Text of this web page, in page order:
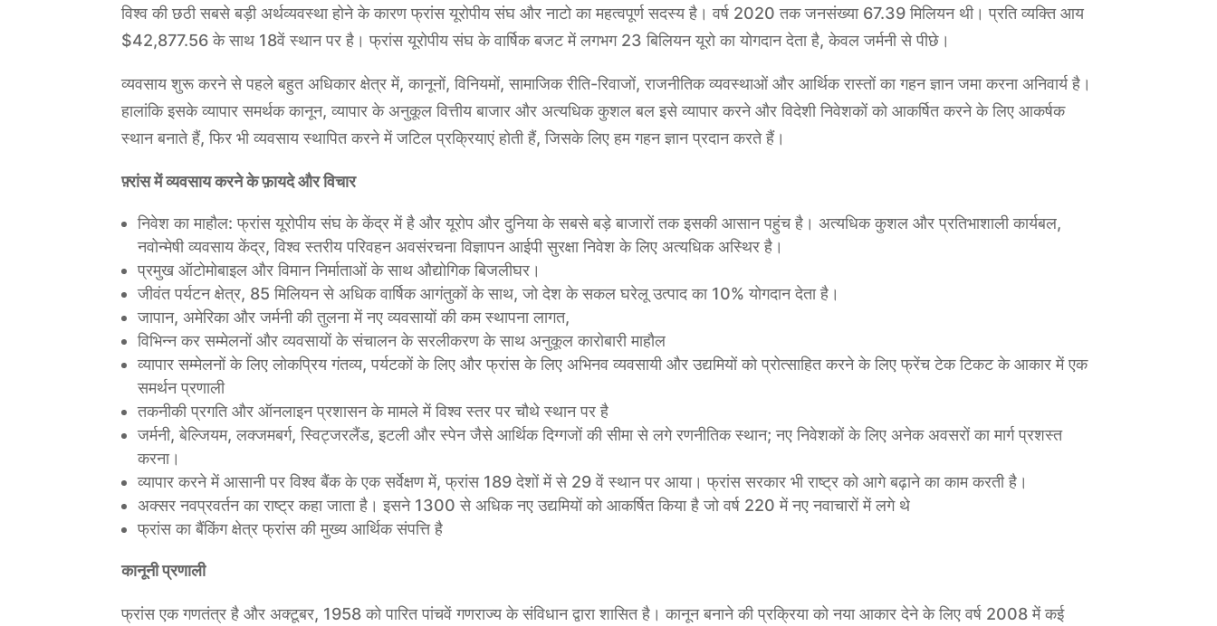
विश्व की छठी सबसे बड़ी अर्थव्यवस्था होने के कारण फ्रांस यूरोपीय संघ और नाटो का महत्वपूर्ण सदस्य है। वर्ष 2020 तक जनसंख्या 67.39 मिलियन थी। प्रति व्यक्ति आय
$42,877.56 के साथ 18वें स्थान पर है। फ्रांस यूरोपीय संघ के वार्षिक बजट में लगभग 23 बिलियन यूरो का योगदान देता है, केवल जर्मनी से पीछे।
व्यवसाय शुरू करने से पहले बहुत अधिकार क्षेत्र में, कानूनों, विनियमों, सामाजिक रीति-रिवाजों, राजनीतिक व्यवस्थाओं और आर्थिक रास्तों का गहन ज्ञान जमा करना अनिवार्य है।
हालांकि इसके व्यापार समर्थक कानून, व्यापार के अनुकूल वित्तीय बाजार और अत्यधिक कुशल बल इसे व्यापार करने और विदेशी निवेशकों को आकर्षित करने के लिए आकर्षक
स्थान बनाते हैं, फिर भी व्यवसाय स्थापित करने में जटिल प्रक्रियाएं होती हैं, जिसके लिए हम गहन ज्ञान प्रदान करते हैं।
फ़्रांस में व्यवसाय करने के फ़ायदे और विचार
निवेश का माहौल: फ्रांस यूरोपीय संघ के केंद्र में है और यूरोप और दुनिया के सबसे बड़े बाजारों तक इसकी आसान पहुंच है। अत्यधिक कुशल और प्रतिभाशाली कार्यबल,
नवोन्मेषी व्यवसाय केंद्र, विश्व स्तरीय परिवहन अवसंरचना विज्ञापन आईपी सुरक्षा निवेश के लिए अत्यधिक अस्थिर है।
प्रमुख ऑटोमोबाइल और विमान निर्माताओं के साथ औद्योगिक बिजलीघर।
जीवंत पर्यटन क्षेत्र, 85 मिलियन से अधिक वार्षिक आगंतुकों के साथ, जो देश के सकल घरेलू उत्पाद का 10% योगदान देता है।
जापान, अमेरिका और जर्मनी की तुलना में नए व्यवसायों की कम स्थापना लागत,
विभिन्न कर सम्मेलनों और व्यवसायों के संचालन के सरलीकरण के साथ अनुकूल कारोबारी माहौल
व्यापार सम्मेलनों के लिए लोकप्रिय गंतव्य, पर्यटकों के लिए और फ्रांस के लिए अभिनव व्यवसायी और उद्यमियों को प्रोत्साहित करने के लिए फ्रेंच टेक टिकट के आकार में एक
समर्थन प्रणाली
तकनीकी प्रगति और ऑनलाइन प्रशासन के मामले में विश्व स्तर पर चौथे स्थान पर है
जर्मनी, बेल्जियम, लक्जमबर्ग, स्विट्जरलैंड, इटली और स्पेन जैसे आर्थिक दिग्गजों की सीमा से लगे रणनीतिक स्थान; नए निवेशकों के लिए अनेक अवसरों का मार्ग प्रशस्त
करना।
व्यापार करने में आसानी पर विश्व बैंक के एक सर्वेक्षण में, फ्रांस 189 देशों में से 29 वें स्थान पर आया। फ्रांस सरकार भी राष्ट्र को आगे बढ़ाने का काम करती है।
अक्सर नवप्रवर्तन का राष्ट्र कहा जाता है। इसने 1300 से अधिक नए उद्यमियों को आकर्षित किया है जो वर्ष 220 में नए नवाचारों में लगे थे
फ्रांस का बैंकिंग क्षेत्र फ्रांस की मुख्य आर्थिक संपत्ति है
कानूनी प्रणाली
फ्रांस एक गणतंत्र है और अक्टूबर, 1958 को पारित पांचवें गणराज्य के संविधान द्वारा शासित है। कानून बनाने की प्रक्रिया को नया आकार देने के लिए वर्ष 2008 में कई